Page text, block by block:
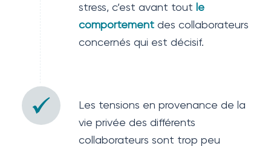
stress, c’est avant tout le
comportementdes collaborateurs
concernés qui est décisif.
Les tensions en provenance de la
vie privée des différents
collaborateurs sont trop peu